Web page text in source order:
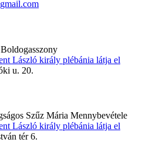
László király plébánia látja el
u. 20.
Szűz Mária Mennybevétele
László király plébánia látja el
tér 6.